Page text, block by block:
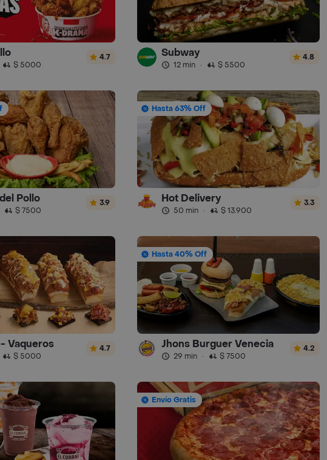
$ 5000
4.7 Subway
12 min · $ 5500
4.8
Pollo
$ 7500
3.9
Hasta 63% Off
Hot Delivery
50 min · $ 13.900
3.3
Vaqueros
$ 5000
4.7
Hasta 40% Off
Jhons Burguer Venecia
29 min · $ 7500
4.2
Envío Gratis